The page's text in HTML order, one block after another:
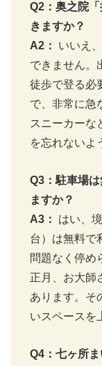
Q2：奥之院
きますか？
A2：
いいえ
できません。
徒歩で登る必
で、非常に急
スニーカーな
を忘れないよ
Q3：駐車場
ますか？
A3：
はい、
台）は無料で
問題なく停め
正月、お大師
あります。そ
いスペースを
Q4：七ヶ所